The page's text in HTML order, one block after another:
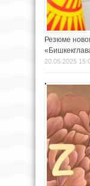
Резюме
20.05.2025